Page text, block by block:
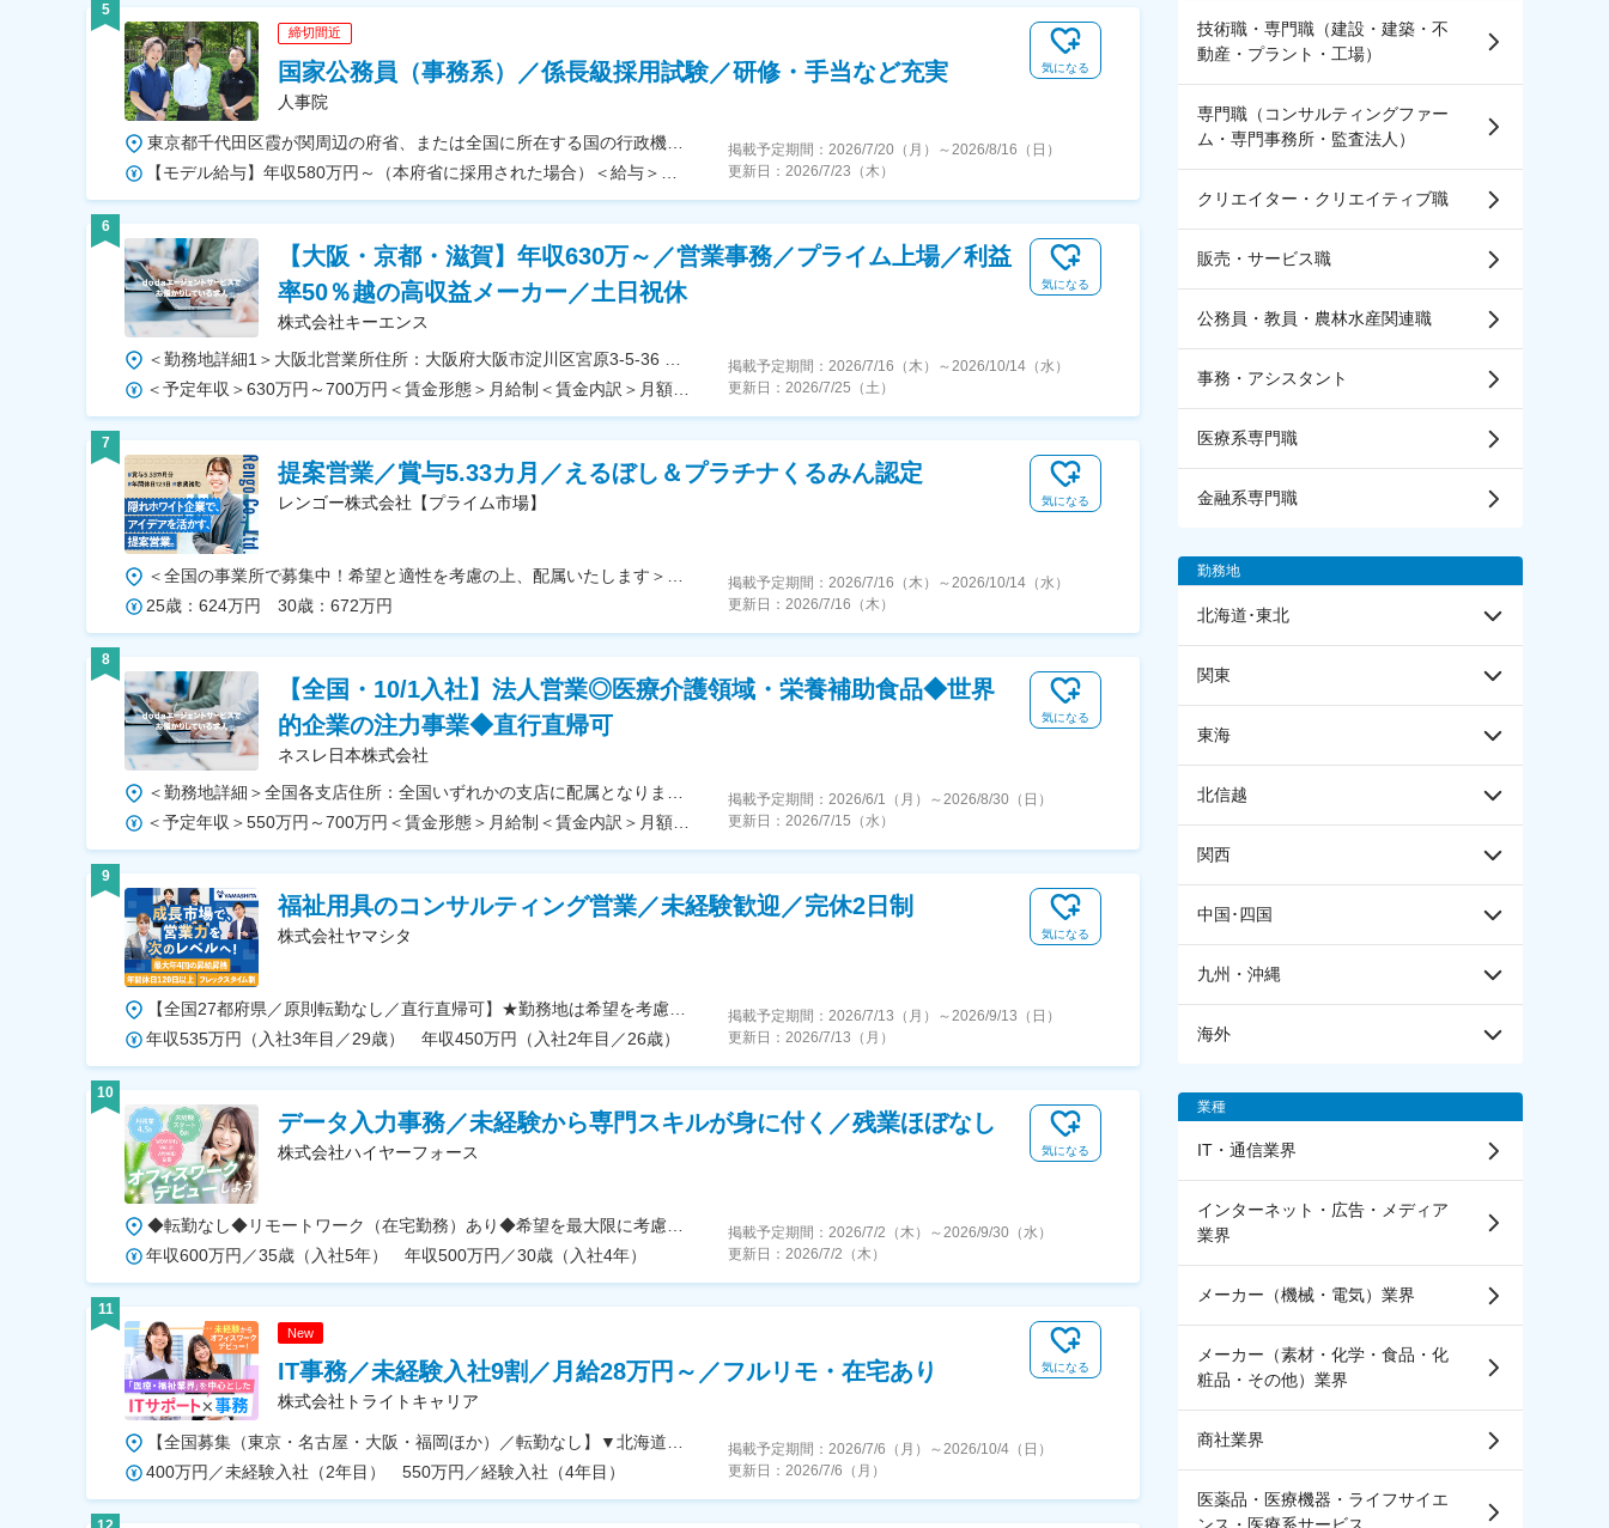
5
締切間近
国家公務員（事務系）／係長級採用試験／研修・手当など充実
人事院
気になる
掲載予定期間： 2026/7/20（月） ～2026/8/16（日）
更新日： 2026/7/23（木）
6
【大阪・京都・滋賀】年収630万～／営業事務／プライム上場／利益
率50％越の高収益メーカー／土日祝休
株式会社キーエンス
気になる
掲載予定期間： 2026/7/16（木） ～2026/10/14（水）
更新日： 2026/7/25（土）
7
提案営業／賞与5.33カ月／えるぼし＆プラチナくるみん認定
レンゴー株式会社【プライム市場】 気になる
25歳：624万円 30歳：672万円
掲載予定期間： 2026/7/16（木） ～2026/10/14（水）
更新日： 2026/7/16（木）
8
【全国・10/1入社】法人営業◎医療介護領域・栄養補助食品◆世界
的企業の注力事業◆直行直帰可
ネスレ日本株式会社
気になる
掲載予定期間： 2026/6/1（月） ～2026/8/30（日）
更新日： 2026/7/15（水）
9
福祉用具のコンサルティング営業／未経験歓迎／完休2日制
株式会社ヤマシタ 気になる
年収535万円（入社3年目／29歳） 年収450万円（入社2年目／26歳）
掲載予定期間： 2026/7/13（月） ～2026/9/13（日）
更新日： 2026/7/13（月）
10
データ入力事務／未経験から専門スキルが身に付く／残業ほぼなし
株式会社ハイヤーフォース 気になる
年収600万円／35歳（入社5年） 年収500万円／30歳（入社4年）
掲載予定期間： 2026/7/2（木） ～2026/9/30（水）
更新日： 2026/7/2（木）
11
New
IT事務／未経験入社9割／月給28万円～／フルリモ・在宅あり
株式会社トライトキャリア
気になる
400万円／未経験入社（2年目） 550万円／経験入社（4年目）
掲載予定期間： 2026/7/6（月） ～2026/10/4（日）
更新日： 2026/7/6（月）
技術職・専門職（建設・建築・不
動産・プラント・工場）
専門職（コンサルティングファー
ム・専門事務所・監査法人）
クリエイター・クリエイティブ職
販売・サービス職
公務員・教員・農林水産関連職
事務・アシスタント
医療系専門職
金融系専門職
勤務地
北海道･東北
関東
東海
北信越
関西
中国･四国
九州・沖縄
海外
業種
IT・通信業界
インターネット・広告・メディア
業界
メーカー（機械・電気）業界
メーカー（素材・化学・食品・化
粧品・その他）業界
商社業界
医薬品・医療機器・ライフサイエ